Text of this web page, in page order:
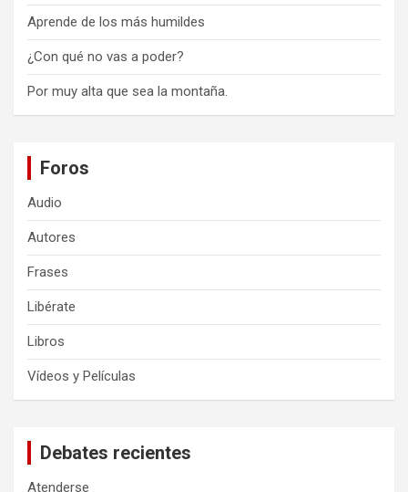
Aprende de los más humildes
¿Con qué no vas a poder?
Por muy alta que sea la montaña.
Foros
Audio
Autores
Frases
Libérate
Libros
Vídeos y Películas
Debates recientes
Atenderse